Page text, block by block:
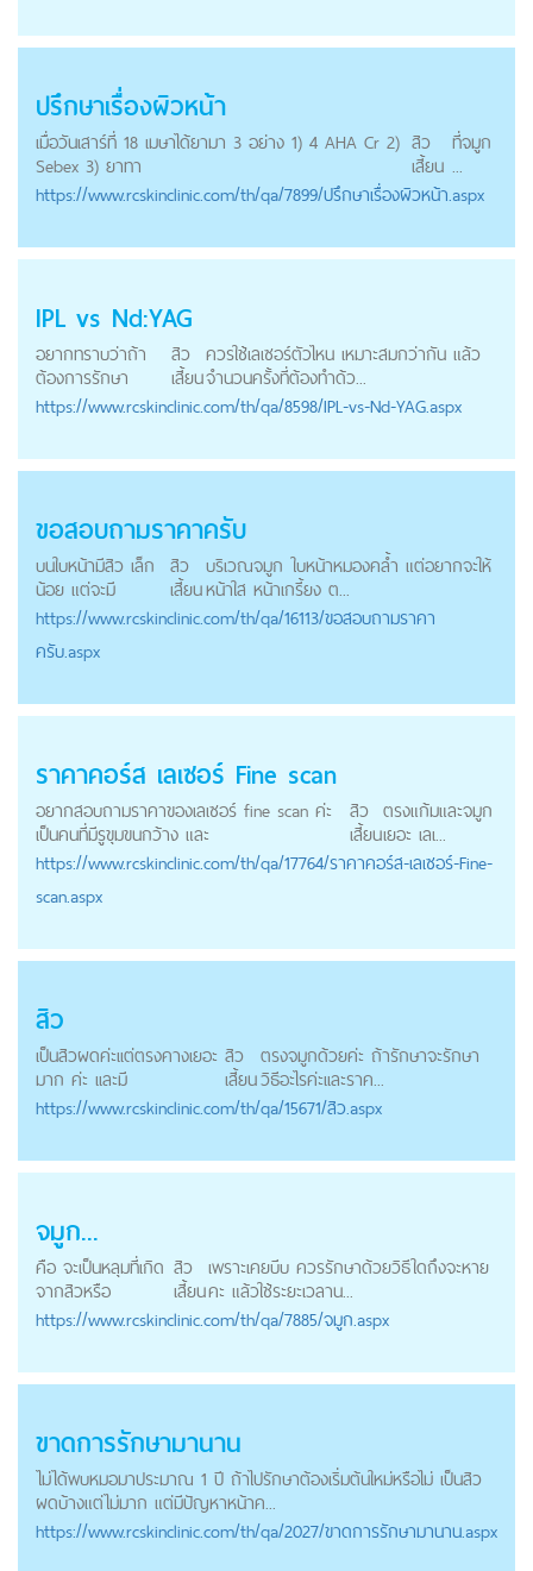
ปรึกษาเรื่องผิวหน้า
เมื่อวันเสาร์ที่ 18 เมษาได้ยามา 3 อย่าง 1) 4 AHA Cr 2)
Sebex 3) ยาทา
สิว
เสี้ยน
ที่จมูก
...
https://www.rcskinclinic.com/th/qa/7899/ปรึกษาเรื่องผิวหน้า.aspx
IPL vs Nd:YAG
อยากทราบว่าถ้า
ต้องการรักษา
สิว
เสี้ยน
ควรใช้เลเซอร์ตัวไหน เหมาะสมกว่ากัน แล้ว
จำนวนครั้งที่ต้องทำด้ว...
https://www.rcskinclinic.com/th/qa/8598/IPL-vs-Nd-YAG.aspx
ขอสอบถามราคาครับ
บนใบหน้ามีสิว เล็ก
น้อย แต่จะมี
สิว
เสี้ยน
บริเวณจมูก ใบหน้าหมองคล้ำ แต่อยากจะให้
หน้าใส หน้าเกรี้ยง ต...
https://www.rcskinclinic.com/th/qa/16113/ขอสอบถามราคา
ครับ.aspx
ราคาคอร์ส เลเซอร์ Fine scan
อยากสอบถามราคาของเลเซอร์ fine scan ค่ะ
เป็นคนที่มีรูขุมขนกว้าง และ
สิว
เสี้ยน
ตรงแก้มและจมูก
เยอะ เลเ...
https://www.rcskinclinic.com/th/qa/17764/ราคาคอร์ส-เลเซอร์-Fine-
scan.aspx
สิว
เป็นสิวผดค่ะเเต่ตรงคางเยอะ
มาก ค่ะ เเละมี
สิว
เสี้ยน
ตรงจมูกด้วยค่ะ ถ้ารักษาจะรักษา
วิธีอะไรค่ะเเละราค...
https://www.rcskinclinic.com/th/qa/15671/สิว.aspx
จมูก...
คือ จะเป็นหลุมที่เกิด
จากสิวหรือ
สิว
เสี้ยน
เพราะเคยบีบ ควรรักษาด้วยวิธีใดถึงจะหาย
คะ แล้วใช้ระยะเวลาน...
https://www.rcskinclinic.com/th/qa/7885/จมูก.aspx
ขาดการรักษามานาน
ไม่ได้พบหมอมาประมาณ 1 ปี ถ้าไปรักษาต้องเริ่มต้นใหม่หรือไม่ เป็นสิว
ผดบ้างแต่ไม่มาก แต่มีปัญหาหน้าค...
https://www.rcskinclinic.com/th/qa/2027/ขาดการรักษามานาน.aspx